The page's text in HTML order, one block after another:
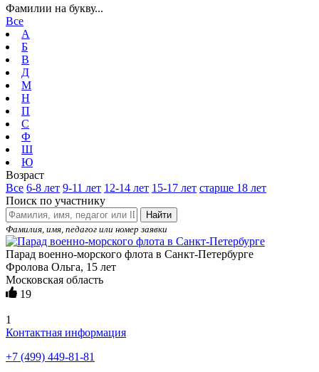
Фамилии на букву...
Все
А
Б
В
Д
М
Н
П
С
Ф
Ш
Ю
Возраст
Все 6-8 лет 9-11 лет 12-14 лет 15-17 лет старше 18 лет
Поиск по участнику
Найти
Фамилия, имя, педагог или номер заявки
Парад военно-морского флота в Санкт-Петербурге
Фролова Ольга, 15 лет
Московская область
19
1
Контактная информация
+7 (499) 449-81-81